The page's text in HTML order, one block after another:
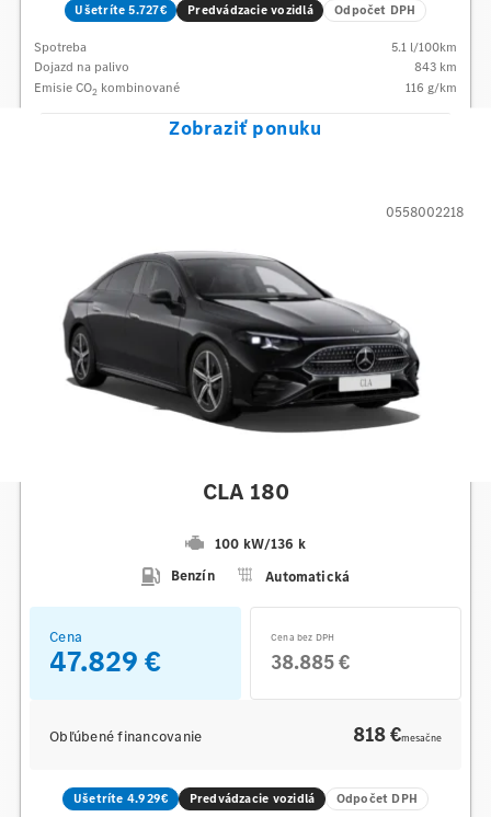
Ušetríte 5.727€ Predvádzacie vozidlá Odpočet DPH
Spotreba 5.1 l/100km
Dojazd na palivo
843 km
Emisie CO2 kombinované 116 g/km
Zobraziť ponuku
CLA 180
100 kW/136 k
Benzín
Automatická
0558002218
Cena
47.829 €
Cena bez DPH
38.885 €
Obľúbené financovanie 818 €mesačne
Ušetríte 4.929€ Predvádzacie vozidlá Odpočet DPH